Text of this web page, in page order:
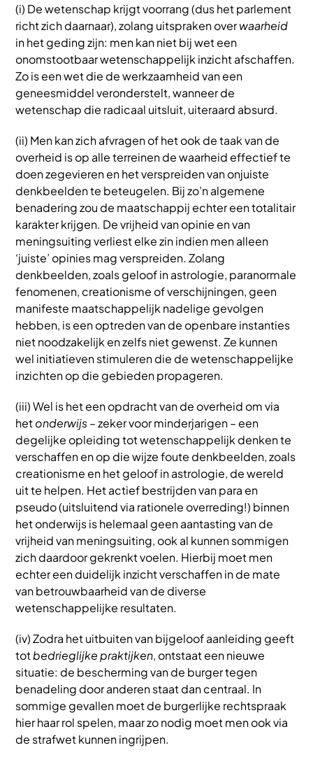
(i) De wetenschap krijgt voorrang (dus het parlement
richt zich daarnaar), zolang uitspraken overwaarheid
in het geding zijn: men kan niet bij wet een
onomstootbaar wetenschappelijk inzicht afschaffen.
Zo is een wet die de werkzaamheid van een
geneesmiddel veronderstelt, wanneer de
wetenschap die radicaal uitsluit, uiteraard absurd.
(ii) Men kan zich afvragen of het ook de taak van de
overheid is op alle terreinen de waarheid effectief te
doen zegevieren en het verspreiden van onjuiste
denkbeelden te beteugelen. Bij zo’n algemene
benadering zou de maatschappij echter een totalitair
karakter krijgen. De vrijheid van opinie en van
meningsuiting verliest elke zin indien men alleen
‘juiste’ opinies mag verspreiden. Zolang
denkbeelden, zoals geloof in astrologie, paranormale
fenomenen, creationisme of verschijningen, geen
manifeste maatschappelijk nadelige gevolgen
hebben, is een optreden van de openbare instanties
niet noodzakelijk en zelfs niet gewenst. Ze kunnen
wel initiatieven stimuleren die de wetenschappelijke
inzichten op die gebieden propageren.
(iii) Wel is het een opdracht van de overheid om via
hetonderwijs– zeker voor minderjarigen – een
degelijke opleiding tot wetenschappelijk denken te
verschaffen en op die wijze foute denkbeelden, zoals
creationisme en het geloof in astrologie, de wereld
uit te helpen. Het actief bestrijden van para en
pseudo (uitsluitend via rationele overreding!) binnen
het onderwijs is helemaal geen aantasting van de
vrijheid van meningsuiting, ook al kunnen sommigen
zich daardoor gekrenkt voelen. Hierbij moet men
echter een duidelijk inzicht verschaffen in de mate
van betrouwbaarheid van de diverse
wetenschappelijke resultaten.
(iv) Zodra het uitbuiten van bijgeloof aanleiding geeft
totbedrieglijke praktijken, ontstaat een nieuwe
situatie: de bescherming van de burger tegen
benadeling door anderen staat dan centraal. In
sommige gevallen moet de burgerlijke rechtspraak
hier haar rol spelen, maar zo nodig moet men ook via
de strafwet kunnen ingrijpen.